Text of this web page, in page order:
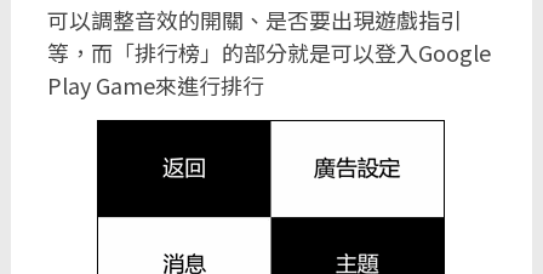
可以調整音效的開關、是否要出現遊戲指引
等，而「排行榜」的部分就是可以登入Google
Play Game來進行排行